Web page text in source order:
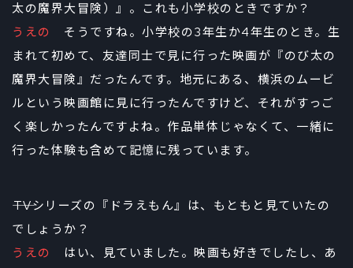
太の魔界大冒険）』。これも小学校のときですか？
うえの
そうですね。小学校の3年生か4年生のとき。生
まれて初めて、友達同士で見に行った映画が『のび太の
魔界大冒険』だったんです。地元にある、横浜のムービ
ルという映画館に見に行ったんですけど、それがすっご
く楽しかったんですよね。作品単体じゃなくて、一緒に
行った体験も含めて記憶に残っています。
――TVシリーズの『ドラえもん』は、もともと見ていたの
でしょうか？
うえの
はい、見ていました。映画も好きでしたし、あ